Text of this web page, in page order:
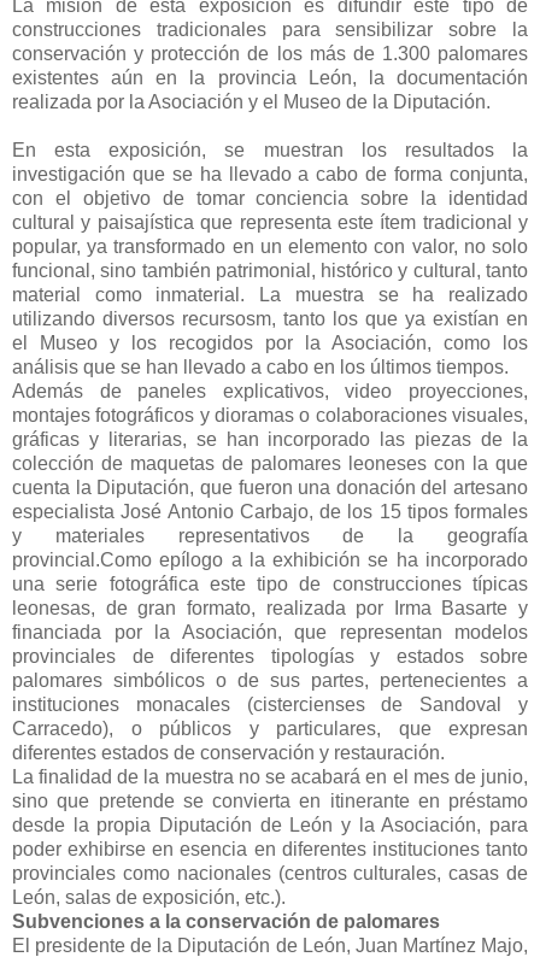
La misión de esta exposición es difundir este tipo de
construcciones tradicionales para sensibilizar sobre la
conservación y protección de los más de 1.300 palomares
existentes aún en la provincia León, la documentación
realizada por la Asociación y el Museo de la Diputación.
En esta exposición, se muestran los resultados la
investigación que se ha llevado a cabo de forma conjunta,
con el objetivo de tomar conciencia sobre la identidad
cultural y paisajística que representa este ítem tradicional y
popular, ya transformado en un elemento con valor, no solo
funcional, sino también patrimonial, histórico y cultural, tanto
material como inmaterial. La muestra se ha realizado
utilizando diversos recursosm, tanto los que ya existían en
el Museo y los recogidos por la Asociación, como los
análisis que se han llevado a cabo en los últimos tiempos.
Además de paneles explicativos, video proyecciones,
montajes fotográficos y dioramas o colaboraciones visuales,
gráficas y literarias, se han incorporado las piezas de la
colección de maquetas de palomares leoneses con la que
cuenta la Diputación, que fueron una donación del artesano
especialista José Antonio Carbajo, de los 15 tipos formales
y materiales representativos de la geografía
provincial.Como epílogo a la exhibición se ha incorporado
una serie fotográfica este tipo de construcciones típicas
leonesas, de gran formato, realizada por Irma Basarte y
financiada por la Asociación, que representan modelos
provinciales de diferentes tipologías y estados sobre
palomares simbólicos o de sus partes, pertenecientes a
instituciones monacales (cistercienses de Sandoval y
Carracedo), o públicos y particulares, que expresan
diferentes estados de conservación y restauración.
La finalidad de la muestra no se acabará en el mes de junio,
sino que pretende se convierta en itinerante en préstamo
desde la propia Diputación de León y la Asociación, para
poder exhibirse en esencia en diferentes instituciones tanto
provinciales como nacionales (centros culturales, casas de
León, salas de exposición, etc.).
Subvenciones a la conservación de palomares
El presidente de la Diputación de León, Juan Martínez Majo,